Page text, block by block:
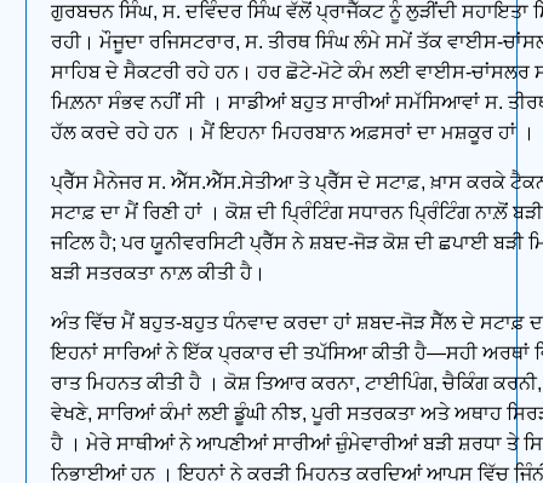
ਗੁਰਬਚਨ ਸਿੰਘ, ਸ. ਦਵਿੰਦਰ ਸਿੰਘ ਵੱਲੋਂ ਪ੍ਰਾਜੈੱਕਟ ਨੂੰ ਲੁੜੀਂਦੀ ਸਹਾਇਤਾ
ਰਹੀ। ਮੌਜੂਦਾ ਰਜਿਸਟਰਾਰ, ਸ. ਤੀਰਥ ਸਿੰਘ ਲੰਮੇ ਸਮੇਂ ਤੱਕ ਵਾਈਸ-
ਸਾਹਿਬ ਦੇ ਸੈਕਟਰੀ ਰਹੇ ਹਨ। ਹਰ ਛੋਟੇ-ਮੋਟੇ ਕੰਮ ਲਈ ਵਾਈਸ-ਚਾਂਸਲਰ
ਮਿਲ਼ਨਾ ਸੰਭਵ ਨਹੀਂ ਸੀ । ਸਾਡੀਆਂ ਬਹੁਤ ਸਾਰੀਆਂ ਸਮੱਸਿਆਵਾਂ ਸ.
ਹੱਲ ਕਰਦੇ ਰਹੇ ਹਨ । ਮੈਂ ਇਹਨਾ ਮਿਹਰਬਾਨ ਅਫ਼ਸਰਾਂ ਦਾ ਮਸ਼ਕੂਰ ਹਾਂ ।
ਪ੍ਰੈੱਸ ਮੈਨੇਜਰ ਸ. ਐੱਸ.ਐੱਸ.ਸੇਤੀਆ ਤੇ ਪ੍ਰੈੱਸ ਦੇ ਸਟਾਫ਼, ਖ਼ਾਸ ਕਰਕੇ
ਸਟਾਫ਼ ਦਾ ਮੈਂ ਰਿਣੀ ਹਾਂ । ਕੋਸ਼ ਦੀ ਪ੍ਰਿੰਟਿੰਗ ਸਧਾਰਨ ਪ੍ਰਿੰਟਿੰਗ ਨਾਲ਼ੋਂ
ਜਟਿਲ ਹੈ; ਪਰ ਯੂਨੀਵਰਸਿਟੀ ਪ੍ਰੈੱਸ ਨੇ ਸ਼ਬਦ-ਜੋੜ ਕੋਸ਼ ਦੀ ਛਪਾਈ ਬੜੀ
ਬੜੀ ਸਤਰਕਤਾ ਨਾਲ਼ ਕੀਤੀ ਹੈ।
ਅੰਤ ਵਿੱਚ ਮੈਂ ਬਹੁਤ-ਬਹੁਤ ਧੰਨਵਾਦ ਕਰਦਾ ਹਾਂ ਸ਼ਬਦ-ਜੋੜ ਸੈੱਲ ਦੇ ਸਟਾਫ਼
ਇਹਨਾਂ ਸਾਰਿਆਂ ਨੇ ਇੱਕ ਪ੍ਰਕਾਰ ਦੀ ਤਪੱਸਿਆ ਕੀਤੀ ਹੈ—ਸਹੀ ਅਰਥਾਂ
ਰਾਤ ਮਿਹਨਤ ਕੀਤੀ ਹੈ । ਕੋਸ਼ ਤਿਆਰ ਕਰਨਾ, ਟਾਈਪਿੰਗ, ਚੈਕਿੰਗ
ਵੇਖਣੇ, ਸਾਰਿਆਂ ਕੰਮਾਂ ਲਈ ਡੂੰਘੀ ਨੀਝ, ਪੂਰੀ ਸਤਰਕਤਾ ਅਤੇ ਅਥਾਹ
ਹੈ । ਮੇਰੇ ਸਾਥੀਆਂ ਨੇ ਆਪਣੀਆਂ ਸਾਰੀਆਂ ਜ਼ੁੰਮੇਵਾਰੀਆਂ ਬੜੀ ਸ਼ਰਧਾ ਤੇ
ਨਿਭਾਈਆਂ ਹਨ । ਇਹਨਾਂ ਨੇ ਕਰੜੀ ਮਿਹਨਤ ਕਰਦਿਆਂ ਆਪਸ ਵਿੱਚ